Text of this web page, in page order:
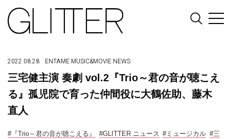
2022.08.28 ENTAME MUSIC&MOVIE NEWS
三宅健主演 奏劇 vol.2『Trio～君の音が聴こえ
る』孤児院で育った仲間役に大鶴佐助、藤木
直人
#『Trio～君の音が聴こえる』 #GLITTER ニュース #ミュージカル #三